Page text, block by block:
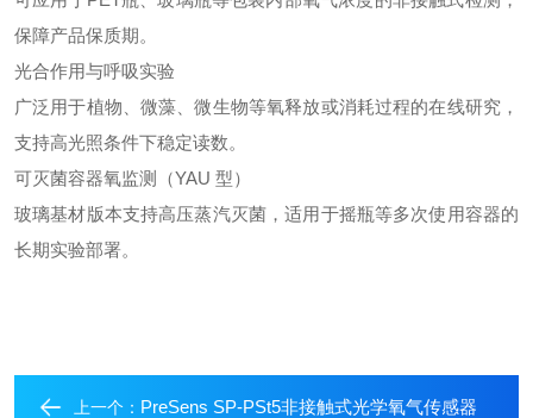
保障产品保质期。
光合作用与呼吸实验
广泛用于植物、微藻、微生物等氧释放或消耗过程的在线研究，
支持高光照条件下稳定读数。
可灭菌容器氧监测（YAU 型）
玻璃基材版本支持高压蒸汽灭菌，适用于摇瓶等多次使用容器的
长期实验部署。
上一个： PreSens SP‑PSt5非接触式光学氧气传感器